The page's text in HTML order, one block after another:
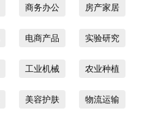
商务办公 房产家居
电商产品 实验研究
工业机械 农业种植
美容护肤 物流运输